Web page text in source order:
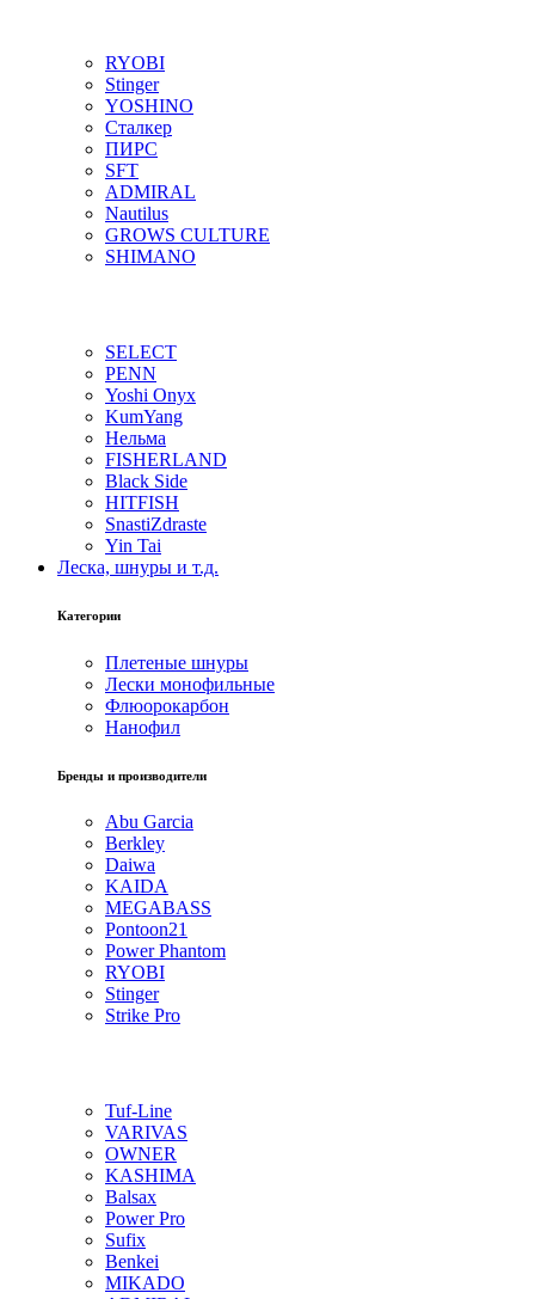
RYOBI
Stinger
YOSHINO
Сталкер
ПИРС
SFT
ADMIRAL
Nautilus
GROWS CULTURE
SHIMANO
SELECT
PENN
Yoshi Onyx
KumYang
Нельма
FISHERLAND
Black Side
HITFISH
SnastiZdraste
Yin Tai
Леска, шнуры и т.д.
Категории
Плетеные шнуры
Лески монофильные
Флюорокарбон
Нанофил
Бренды и производители
Abu Garcia
Berkley
Daiwa
KAIDA
MEGABASS
Pontoon21
Power Phantom
RYOBI
Stinger
Strike Pro
Tuf-Line
VARIVAS
OWNER
KASHIMA
Balsax
Power Pro
Sufix
Benkei
MIKADO